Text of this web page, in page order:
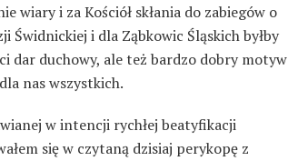
wiary i za Kościół skłania do zabiegów o
Świdnickiej i dla Ząbkowic Śląskich byłby
dar duchowy, ale też bardzo dobry motyw
nas wszystkich.
w intencji rychłej beatyfikacji
się w czytaną dzisiaj perykopę z